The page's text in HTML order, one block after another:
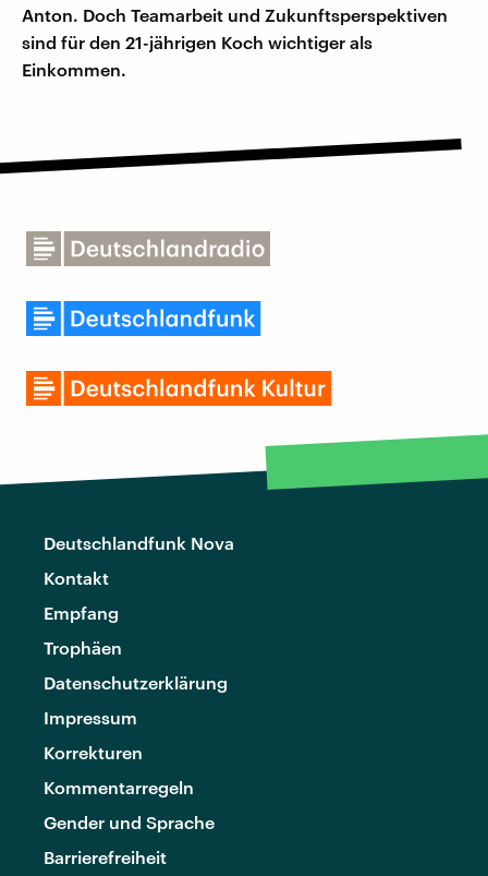
Anton. Doch Teamarbeit und Zukunftsperspektiven
sind für den 21-jährigen Koch wichtiger als
Einkommen.
Deutschlandfunk Nova
Kontakt
Empfang
Trophäen
Datenschutzerklärung
Impressum
Korrekturen
Kommentarregeln
Gender und Sprache
Barrierefreiheit